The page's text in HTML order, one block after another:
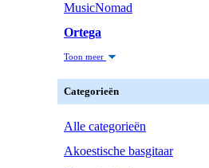
MusicNomad
Ortega
Toon meer
Categorieën
Alle categorieën
Akoestische basgitaar